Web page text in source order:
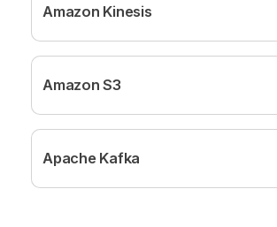
Amazon Kinesis
Amazon S3
Apache Kafka